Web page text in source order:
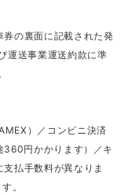
の裏面に記載された発
運送事業運送約款に準
）／コンビニ決済
360円かかります）／キ
払手数料が異なりま
。